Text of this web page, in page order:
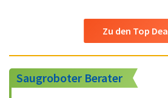
Zu den Top
Saugroboter Berater